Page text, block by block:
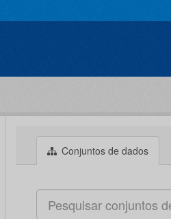
Conjuntos de dados